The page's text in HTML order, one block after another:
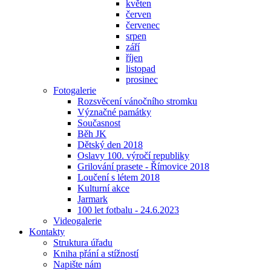
květen
červen
červenec
srpen
září
říjen
listopad
prosinec
Fotogalerie
Rozsvěcení vánočního stromku
Význačné památky
Současnost
Běh JK
Dětský den 2018
Oslavy 100. výročí republiky
Grilování prasete - Římovice 2018
Loučení s létem 2018
Kulturní akce
Jarmark
100 let fotbalu - 24.6.2023
Videogalerie
Kontakty
Struktura úřadu
Kniha přání a stížností
Napište nám